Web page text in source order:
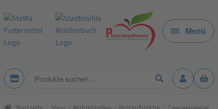
Zur
Navigation
springen
Zum
Inhalt
springen
Menü
Produkte